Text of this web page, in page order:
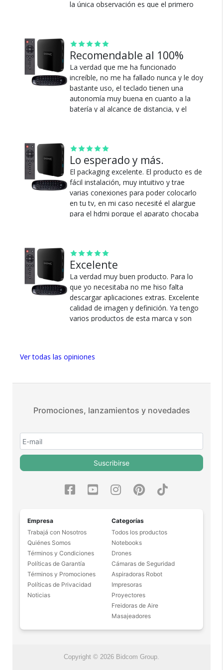
- Posee Sensor de Movimiento
- Puede ser utilizado como Gamepad
- Funciona con Bateria de Litio recargable
- Compatible con Android, Windows, Linux, Mac OS
Medidas del TV Box : 10cm x 10cm x 1,5cm
la única observación es que el primero
prende después de 10.
Ver más
Recomendable al 100%
La verdad que me ha funcionado
increíble, no me ha fallado nunca y le doy
bastante uso, el teclado tienen una
autonomía muy buena en cuanto a la
batería y al alcance de distancia, y el
Ver más
Lo esperado y más.
El packaging excelente. El producto es de
fácil instalación, muy intuitivo y trae
varias conexiones para poder colocarlo
en tu tv, en mi caso necesité el alargue
para el hdmi porque el aparato chocaba
Ver más
Excelente
La verdad muy buen producto. Para lo
que yo necesitaba no me hiso falta
descargar aplicaciones extras. Excelente
calidad de imagen y definición. Ya tengo
varios productos de esta marca y son
Ver todas las opiniones
Cambios y Devoluciones
Te damos 30 días de prueba.
Si no es lo que esperabas, te devolvemos tu
dinero.
¿Por qué estamos tan
seguros?
positivas en MercadoLibre.
5 estrellas de 5 en Google.
5 estrellas de 5 en Facebook.
Más de 15.000 comentarios
positivos en todos nuestros
productos.
Garantía oficial y directa con
Promociones, lanzamientos y novedades
Suscribirse
Empresa
Trabajá con Nosotros
Quiénes Somos
Términos y Condiciones
Políticas de Garantía
Términos y Promociones
Políticas de Privacidad
Noticias
Categorías
Todos los productos
Notebooks
Drones
Cámaras de Seguridad
Aspiradoras Robot
Impresoras
Proyectores
Freidoras de Aire
Masajeadores
Copyright © 2026 Bidcom Group.